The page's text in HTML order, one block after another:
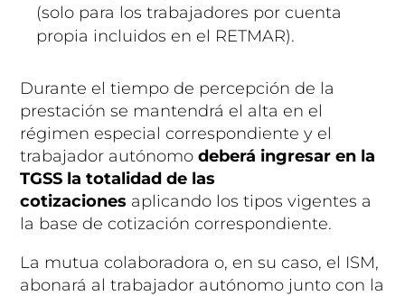
(solo para los trabajadores por cuenta
propia incluidos en el RETMAR).
Durante el tiempo de percepción de la
prestación se mantendrá el alta en el
régimen especial correspondiente y el
trabajador autónomodeberá ingresar en la
TGSS la totalidad de las
cotizaciones aplicando los tipos vigentes a
la base de cotización correspondiente.
La mutua colaboradora o, en su caso, el ISM,
abonará al trabajador autónomo junto con la